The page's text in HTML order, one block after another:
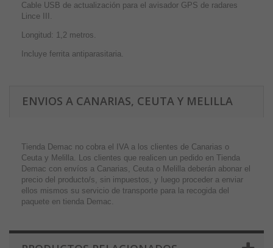
Cable USB de actualización para el avisador GPS de radares
Lince III.
Longitud: 1,2 metros.
Incluye ferrita antiparasitaria.
ENVIOS A CANARIAS, CEUTA Y MELILLA
Tienda Demac no cobra el IVA a los clientes de Canarias o
Ceuta y Melilla. Los clientes que realicen un pedido en Tienda
Demac con envíos a Canarias, Ceuta o Melilla deberán abonar el
precio del producto/s, sin impuestos, y luego proceder a enviar
ellos mismos su servicio de transporte para la recogida del
paquete en tienda Demac.